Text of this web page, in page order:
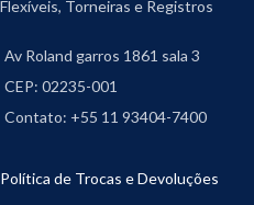
Flexíveis, Torneiras e Registros
Av Roland garros 1861 sala 3
CEP: 02235-001
Contato: +55 11 93404-7400
Política de Trocas e Devoluções